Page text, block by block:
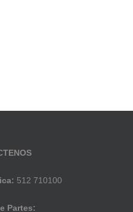
512 710100
Partes: